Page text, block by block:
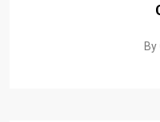
By